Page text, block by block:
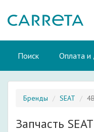
Поиск Оплата и
Бренды SEAT
Запчасть